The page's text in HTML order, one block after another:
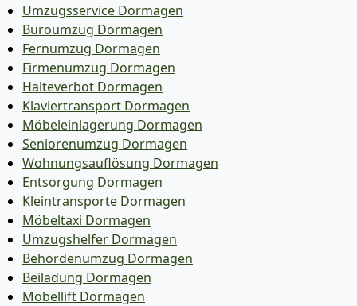
Umzugsservice Dormagen
Büroumzug Dormagen
Fernumzug Dormagen
Firmenumzug Dormagen
Halteverbot Dormagen
Klaviertransport Dormagen
Möbeleinlagerung Dormagen
Seniorenumzug Dormagen
Wohnungsauflösung Dormagen
Entsorgung Dormagen
Kleintransporte Dormagen
Möbeltaxi Dormagen
Umzugshelfer Dormagen
Behördenumzug Dormagen
Beiladung Dormagen
Möbellift Dormagen